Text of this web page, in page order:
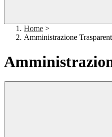
Home >
Amministrazione